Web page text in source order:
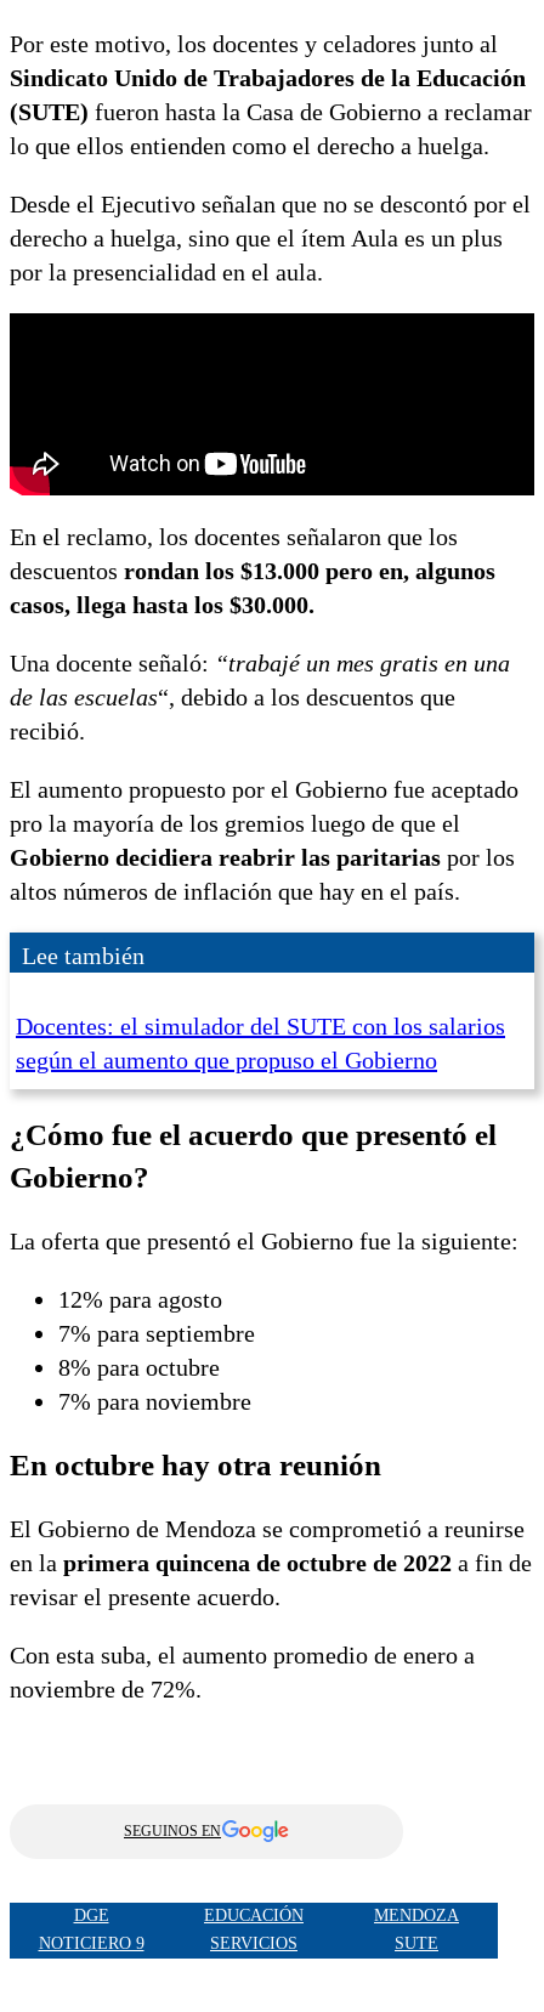
Por este motivo, los docentes y celadores junto al
Sindicato Unido de Trabajadores de la Educación
(SUTE) fueron hasta la Casa de Gobierno a reclamar
lo que ellos entienden como el derecho a huelga.
Desde el Ejecutivo señalan que no se descontó por el
derecho a huelga, sino que el ítem Aula es un plus
por la presencialidad en el aula.
En el reclamo, los docentes señalaron que los
descuentos rondan los $13.000 pero en, algunos
casos, llega hasta los $30.000.
Una docente señaló: “trabajé un mes gratis en una
de las escuelas“, debido a los descuentos que
recibió.
El aumento propuesto por el Gobierno fue aceptado
pro la mayoría de los gremios luego de que el
Gobierno decidiera reabrir las paritarias por los
altos números de inflación que hay en el país.
Lee también
Docentes: el simulador del SUTE con los salarios
según el aumento que propuso el Gobierno
¿Cómo fue el acuerdo que presentó el
Gobierno?
La oferta que presentó el Gobierno fue la siguiente:
12% para agosto
7% para septiembre
8% para octubre
7% para noviembre
En octubre hay otra reunión
El Gobierno de Mendoza se comprometió a reunirse
en la primera quincena de octubre de 2022 a fin de
revisar el presente acuerdo.
Con esta suba, el aumento promedio de enero a
noviembre de 72%.
SEGUINOS EN
DGE EDUCACIÓN
MENDOZA
NOTICIERO 9
SERVICIOS SUTE